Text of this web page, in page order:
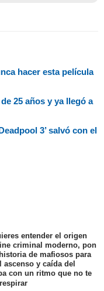
hacer esta película
25 años y ya llegó a
3’ salvó con el
entender el origen
criminal moderno, pon
de mafiosos para
ascenso y caída del
con un ritmo que no te